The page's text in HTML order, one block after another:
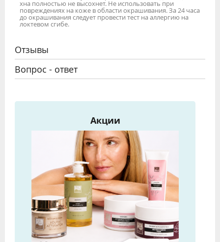
хна полностью не высохнет. Не использовать при
повреждениях на коже в области окрашивания. За 24 часа
до окрашивания следует провести тест на аллергию на
локтевом сгибе.
Отзывы
Вопрос - ответ
Акции